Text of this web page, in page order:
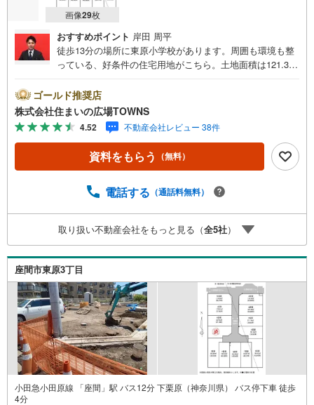
画像29枚
おすすめポイント 岸田 周平
徒歩13分の場所に東原小学校があります。周囲も環境も整
っている、好条件の住宅用地がこちら。土地面積は121.32
居専用地域とは、中高層住宅の良好な住環境を守るための
地域です。こちらの売地は、土地の購入を検討されている
方にイチオシとなっております。駅から徒歩10分圏内に立
地しています。【年中無休/9:00～21:00】人気物件は特に
お問い合わせが集中するため、お早めにお電話下さい。
「室内・現地を見学する」ボタンよりご予約頂くとご見学
○住宅ローンのご相談○ライフプランのシミュレーション■
身になってお客様に合った物件をご紹介させて頂きます！ /
他社様掲載物件も併せてご紹介可能ですのでお気軽にお問
い合わせ下さい♪駐車場もございますので、お車でのお越
しも大歓迎です！
ゴールド推奨店
株式会社住まいの広場TOWNS
4.52 不動産会社レビュー 38件
資料をもらう （無料）
電話する （通話料無料）
取り扱い不動産会社をもっと見る（全5社）
座間市東原3丁目
小田急小田原線 「座間」駅 バス12分 下栗原（神奈川県） バス停下車 徒歩
4分